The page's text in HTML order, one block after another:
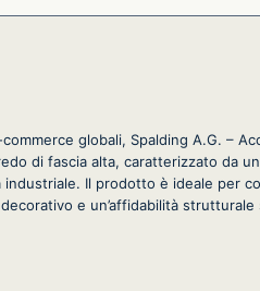
globali, Spalding A.G. –
di fascia alta, caratterizzato da
industriale. Il prodotto è ideale per
e un’affidabilità